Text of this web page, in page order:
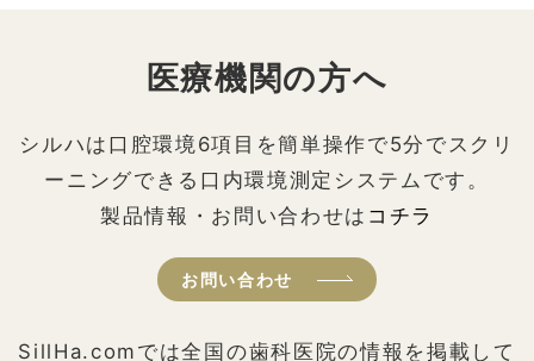
医療機関の方へ
シルハは口腔環境6項目を簡単操作で5分でスクリ
ーニングできる口内環境測定システムです。
製品情報・お問い合わせは コチラ
お問い合わせ
SillHa.comでは全国の歯科医院の情報を掲載して